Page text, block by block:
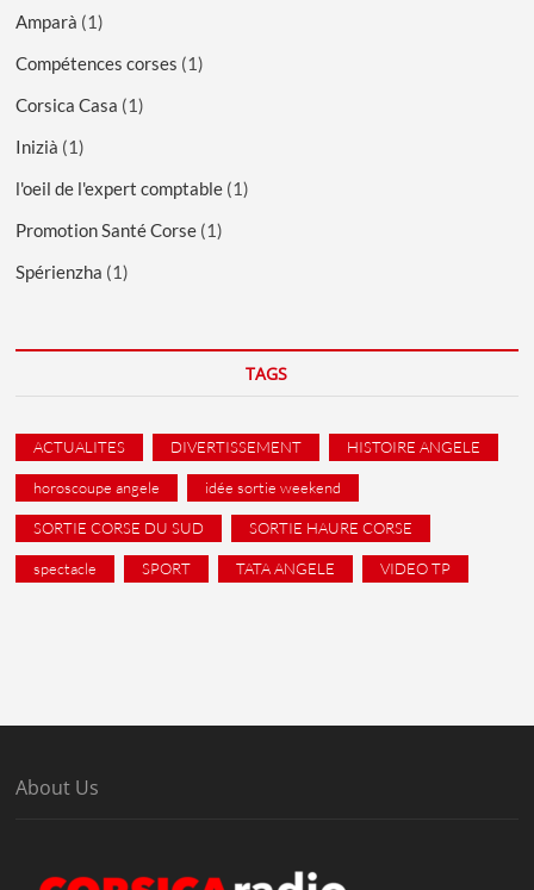
Amparà (1)
Compétences corses (1)
Corsica Casa (1)
Inizià (1)
l'oeil de l'expert comptable (1)
Promotion Santé Corse (1)
Spérienzha (1)
TAGS
ACTUALITES DIVERTISSEMENT HISTOIRE ANGELE
horoscoupe angele idée sortie weekend
SORTIE CORSE DU SUD SORTIE HAURE CORSE
spectacle SPORT TATA ANGELE VIDEO TP
About Us